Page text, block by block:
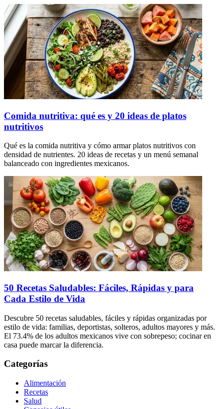
Comida nutritiva: qué es y 20 ideas de platos
nutritivos
Qué es la comida nutritiva y cómo armar platos nutritivos con
densidad de nutrientes. 20 ideas de recetas y un menú semanal
balanceado con ingredientes mexicanos.
50 Recetas Saludables: Fáciles, Rápidas y para
Cada Estilo de Vida
Descubre 50 recetas saludables, fáciles y rápidas organizadas por
estilo de vida: familias, deportistas, solteros, adultos mayores y más.
El 73.4% de los adultos mexicanos vive con sobrepeso; cocinar en
casa puede marcar la diferencia.
Categorías
Alimentación
Recetas
Salud